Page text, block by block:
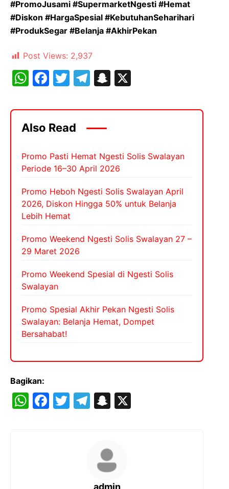
#PromoJusami #SupermarketNgesti #Hemat
#Diskon #HargaSpesial #KebutuhanSeharihari
#ProdukSegar #Belanja #AkhirPekan
Post Views: 2,937
W
at
s
p
p
F
c
e
o
o
k
T
itt
er
T
e
gr
m
S
a
h
at
Also Read
Promo Pasti Hemat Ngesti Solis Swalayan
Periode 16–30 April 2026
Promo Heboh Ngesti Solis Swalayan April
2026, Diskon Hingga 50% untuk Belanja
Lebih Hemat
Promo Weekend Ngesti Solis Swalayan 27 –
29 Maret 2026
Promo Weekend Spesial di Ngesti Solis
Swalayan
Promo Spesial Akhir Pekan Ngesti Solis
Swalayan: Belanja Hemat, Dompet
Bersahabat!
Bagikan:
W F
T
T
gr
a
m
S
p
c
h
admin